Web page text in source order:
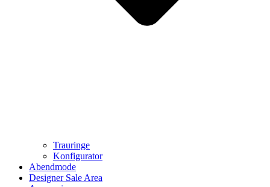
Trauringe
Konfigurator
Abendmode
Designer Sale Area